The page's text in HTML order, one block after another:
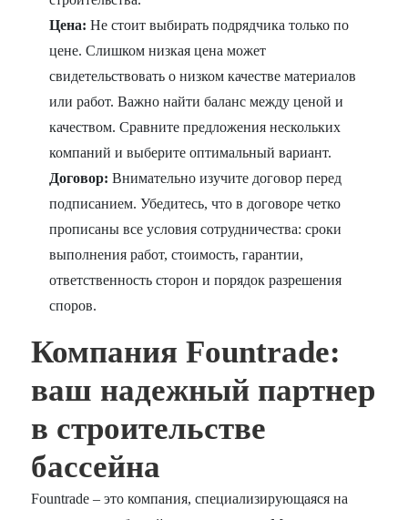
Цена: Не стоит выбирать подрядчика только по
цене. Слишком низкая цена может
свидетельствовать о низком качестве материалов
или работ. Важно найти баланс между ценой и
качеством. Сравните предложения нескольких
компаний и выберите оптимальный вариант.
Договор: Внимательно изучите договор перед
подписанием. Убедитесь, что в договоре четко
прописаны все условия сотрудничества: сроки
выполнения работ, стоимость, гарантии,
ответственность сторон и порядок разрешения
споров.
Компания Fountrade:
ваш надежный партнер
в строительстве
бассейна
Fountrade – это компания, специализирующаяся на